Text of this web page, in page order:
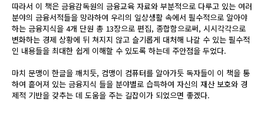
따라서 이 책은 금융감독원의 금융교육 자료와 부분적으로 다루고 있는 여러
분야의 금융서적들을 망라하여 우리의 일상생활 속에서 필수적으로 알아야
하는 금융지식을 4개 단원 총 13장으로 편집, 종합함으로써, 시시각각으로
변화하는 경제 상황에 뒤 쳐지지 않고 슬기롭게 대처해 나갈 수 있는 필수적
인 내용들을 최대한 쉽게 이해할 수 있도록 하는데 주안점을 두었다.
마치 문맹이 한글을 깨치듯, 컴맹이 컴퓨터를 알아가듯 독자들이 이 책을 통
하여 흩어져 있는 금융지식 들을 분야별로 습득하여 자신의 재산 보호와 경
제적 기반을 갖추는 데 도움을 주는 길잡이가 되었으면 좋겠다.